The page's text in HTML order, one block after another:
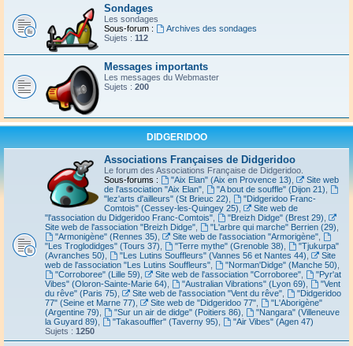
Sondages
Les sondages
Sous-forum :
Archives des sondages
Sujets : 112
Messages importants
Les messages du Webmaster
Sujets : 200
DIDGERIDOO
Associations Françaises de Didgeridoo
Le forum des Associations Française de Didgeridoo.
Sous-forums :
"Aix Elan" (Aix en Provence 13)
Site web
de l'association "Aix Elan"
"A bout de souffle" (Dijon 21)
"lez'arts d'ailleurs" (St Brieuc 22)
"Didgeridoo Franc-
Comtois" (Cessey-les-Quingey 25)
Site web de
"l'association du Didgeridoo Franc-Comtois"
"Breizh Didge" (Brest 29)
Site web de l'association "Breizh Didge"
"L'arbre qui marche" Berrien (29)
"Armonigène" (Rennes 35)
Site web de l'association "Armorigène",
"Les Troglodidges" (Tours 37)
"Terre mythe" (Grenoble 38)
"Tjukurpa"
(Avranches 50)
"Les Lutins Souffleurs" (Vannes 56 et Nantes 44)
Site
web de l'association "Les Lutins Souffleurs"
"Norman'Didge" (Manche 50)
"Corroboree" (Lille 59)
Site web de l'association "Corroboree",
"Pyr'at
Vibes" (Oloron-Sainte-Marie 64)
"Australian Vibrations" (Lyon 69)
"Vent
du rêve" (Paris 75)
Site web de l'association "Vent du rêve",
"Didgeridoo
77" (Seine et Marne 77)
Site web de "Didgeridoo 77",
"L'Aborigène"
(Argentine 79)
"Sur un air de didge" (Poitiers 86)
"Nangara" (Villeneuve
la Guyard 89)
"Takasouffler" (Taverny 95)
"Air Vibes" (Agen 47)
Sujets : 1250